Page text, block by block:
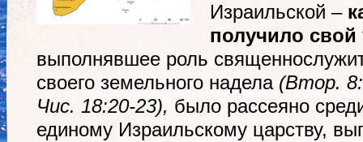
Израильской –
получило свой
выполнявшее роль
своего земельного надела (Втор.
Чис. 18:20-23), было рассеяно
единому Израильскому царству,